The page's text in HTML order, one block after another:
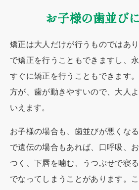
お子様の歯並び
矯正は大人だけが行うものではあ
で矯正を行うこともできますし、
すぐに矯正を行うこともできます
方が、歯が動きやすいので、大人
いえます。
お子様の場合も、歯並びが悪くな
で遺伝の場合もあれば、口呼吸、
つく、下唇を噛む、うつぶせで寝
でなってしまうことがあります。